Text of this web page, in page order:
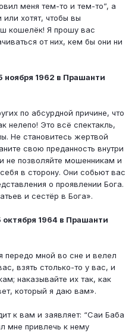
меня тем-то и тем-то”, а
хотят, чтобы вы
кошелёк! Я прошу вас
от них, кем бы они ни
1962 в Прашанти
по абсурдной причине, что
нелепо! Это всё спектакль,
Не становитесь жертвой
свою преданность внутри
не позволяйте мошенникам и
в сторону. Они собьют вас
о проявлении Бога.
и сестёр в Бога».
1964 в Прашанти
передо мной во сне и велел
взять столько-то у вас, и
наказывайте их так, как
который я даю вам».
к вам и заявляет: “Саи Баба
мне привлечь к нему